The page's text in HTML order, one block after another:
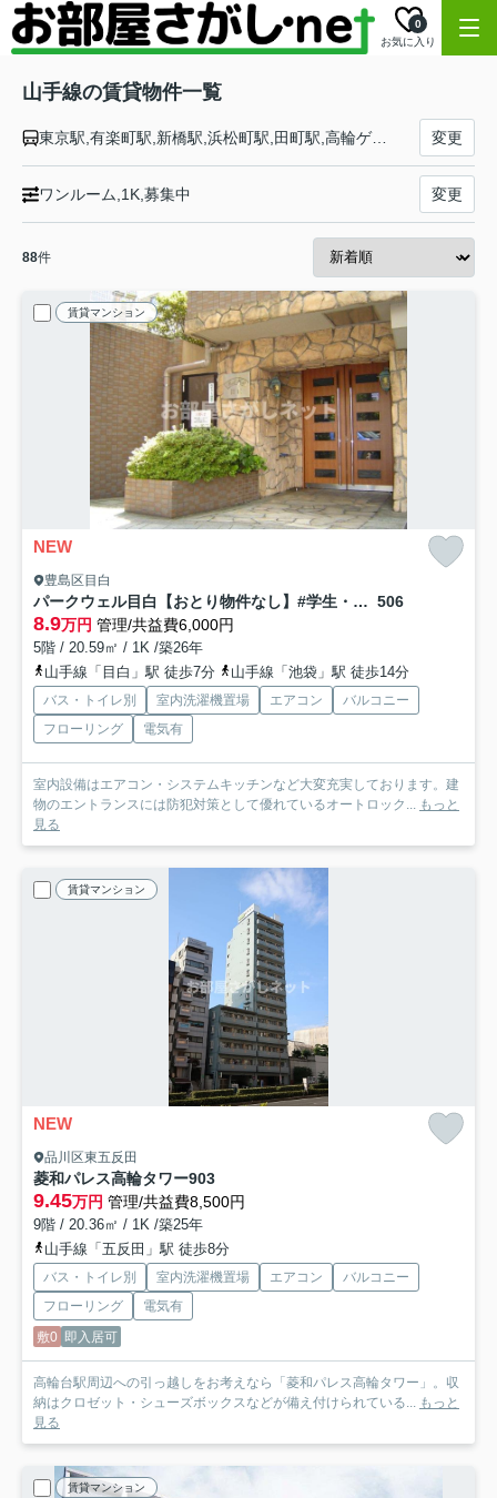
お気に入り
0
山手線の賃貸物件一覧
東京駅,有楽町駅,新橋駅,浜松町駅,田町駅,高輪ゲートウェイ駅,品川駅,大崎駅,五反田駅,目黒駅,恵比寿駅,渋谷駅,原宿駅,代々木駅,新宿駅,新大久保駅,高田馬場駅,目白駅,池袋駅,大塚駅,巣鴨駅,駒込駅,田端駅,西日暮里駅,日暮里駅,鶯谷駅,上野駅,御徒町駅,秋葉原駅,神田駅 変更
ワンルーム,1K,募集中 変更
88件
賃貸マンション
NEW
豊島区目白
パークウェル目白【おとり物件なし】#学生・社会人にオススメ！初期費用分割払いOK！ 506
8.9万円 管理/共益費6,000円
5階 / 20.59㎡ / 1K /築26年
山手線「目白」駅 徒歩7分
山手線「池袋」駅 徒歩14分
バス・トイレ別 室内洗濯機置場 エアコン
バルコニー
フローリング
電気有
室内設備はエアコン・システムキッチンなど大変充実しております。建
物のエントランスには防犯対策として優れているオートロック... もっと
見る
賃貸マンション
NEW
品川区東五反田
菱和パレス高輪タワー903
9.45万円 管理/共益費8,500円
9階 / 20.36㎡ / 1K /築25年
山手線「五反田」駅 徒歩8分
バス・トイレ別 室内洗濯機置場 エアコン
バルコニー
フローリング
電気有
敷0 即入居可
高輪台駅周辺への引っ越しをお考えなら「菱和パレス高輪タワー」。収
納はクロゼット・シューズボックスなどが備え付けられている... もっと
見る
賃貸マンション